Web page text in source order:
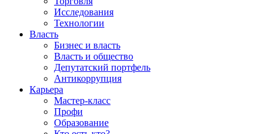
Исследования
Технологии
Власть
Бизнес и власть
Власть и общество
Депутатский портфель
Антикоррупция
Карьера
Мастер-класс
Профи
Образование